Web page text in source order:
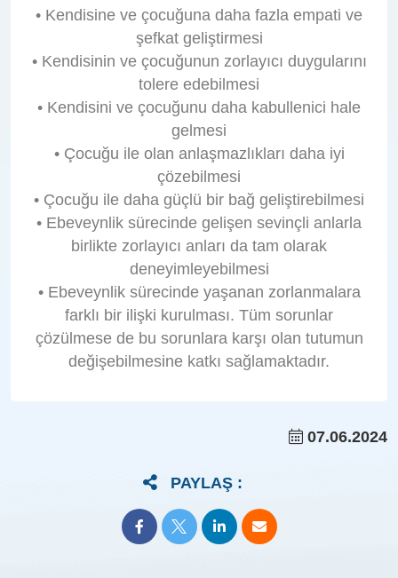
• Kendisine ve çocuğuna daha fazla empati ve
şefkat geliştirmesi
• Kendisinin ve çocuğunun zorlayıcı duygularını
tolere edebilmesi
• Kendisini ve çocuğunu daha kabullenici hale
gelmesi
• Çocuğu ile olan anlaşmazlıkları daha iyi
çözebilmesi
• Çocuğu ile daha güçlü bir bağ geliştirebilmesi
• Ebeveynlik sürecinde gelişen sevinçli anlarla
birlikte zorlayıcı anları da tam olarak
deneyimleyebilmesi
• Ebeveynlik sürecinde yaşanan zorlanmalara
farklı bir ilişki kurulması. Tüm sorunlar
çözülmese de bu sorunlara karşı olan tutumun
değişebilmesine katkı sağlamaktadır.
07.06.2024
PAYLAŞ :